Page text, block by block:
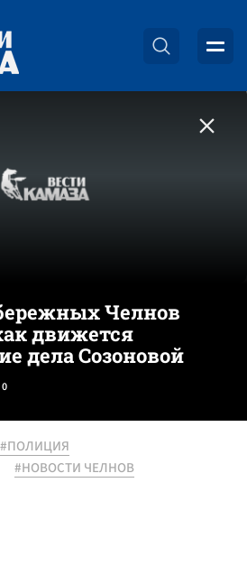
Челнов
движется
дела Созоновой
0
#ПОЛИЦИЯ
#НОВОСТИ ЧЕЛНОВ